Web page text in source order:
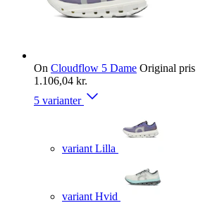
On Cloudflow 5 Dame Original pris
1.106,04 kr.
5 varianter
variant Lilla
variant Hvid